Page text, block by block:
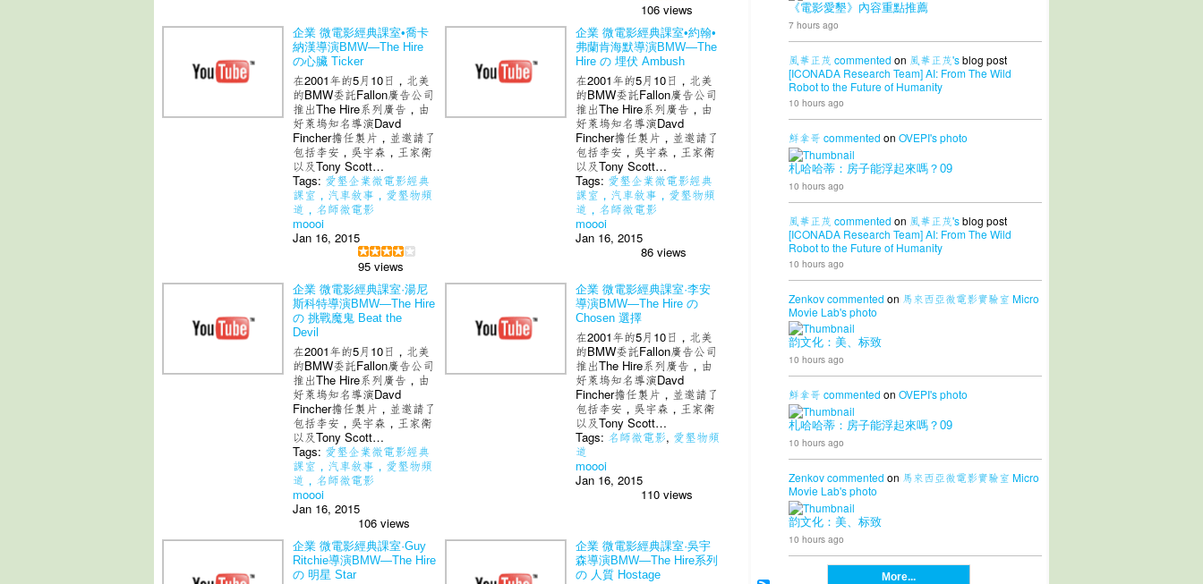
106 views
企業 微電影經典課室•喬卡
納漢導演BMW—The Hire
の心臟 Ticker
在2001年的5月10日，北美
的BMW委託Fallon廣告公司
推出The Hire系列廣告，由
好萊塢知名導演Davd
Fincher擔任製片，並邀請了
包括李安，吳宇森，王家衛
以及Tony Scott…
Tags: 愛墾企業微電影經典
課室，汽車敘事，愛墾物頻
道，名師微電影
moooi
Jan 16, 2015
95 views
企業 微電影經典課室•約翰•
弗蘭肯海默導演BMW—The
Hire の 埋伏 Ambush
在2001年的5月10日，北美
的BMW委託Fallon廣告公司
推出The Hire系列廣告，由
好萊塢知名導演Davd
Fincher擔任製片，並邀請了
包括李安，吳宇森，王家衛
以及Tony Scott…
Tags: 愛墾企業微電影經典
課室，汽車敘事，愛墾物頻
道，名師微電影
moooi
Jan 16, 2015
86 views
企業 微電影經典課室·湯尼
斯科特導演BMW—The Hire
の 挑戰魔鬼 Beat the
Devil
在2001年的5月10日，北美
的BMW委託Fallon廣告公司
推出The Hire系列廣告，由
好萊塢知名導演Davd
Fincher擔任製片，並邀請了
包括李安，吳宇森，王家衛
以及Tony Scott…
Tags: 愛墾企業微電影經典
課室，汽車敘事，愛墾物頻
道，名師微電影
moooi
Jan 16, 2015
106 views
企業 微電影經典課室·李安
導演BMW—The Hire の
Chosen 選擇
在2001年的5月10日，北美
的BMW委託Fallon廣告公司
推出The Hire系列廣告，由
好萊塢知名導演Davd
Fincher擔任製片，並邀請了
包括李安，吳宇森，王家衛
以及Tony Scott…
Tags: 名師微電影, 愛墾物頻
道
moooi
Jan 16, 2015
110 views
企業 微電影經典課室·Guy
Ritchie導演BMW—The Hire
の 明星 Star
企業 微電影經典課室·吳宇
森導演BMW—The Hire系列
の 人質 Hostage
《電影愛墾》內容重點推薦
7 hours ago
風華正茂 commented on 風華正茂'sblog post
[ICONADA Research Team] AI: From The Wild
Robot to the Future of Humanity
10 hours ago
鮮拿哥 commented on OVEPI'sphoto
札哈哈蒂：房子能浮起來嗎？09
10 hours ago
風華正茂 commented on 風華正茂'sblog post
[ICONADA Research Team] AI: From The Wild
Robot to the Future of Humanity
10 hours ago
Zenkovcommented on 馬來西亞微電影實驗室 Micro
Movie Lab'sphoto
韵文化：美、标致
10 hours ago
鮮拿哥 commented on OVEPI'sphoto
札哈哈蒂：房子能浮起來嗎？09
10 hours ago
Zenkovcommented on 馬來西亞微電影實驗室 Micro
Movie Lab'sphoto
韵文化：美、标致
10 hours ago
More...